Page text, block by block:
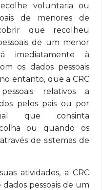
voluntaria ou
de menores de
que recolheu
de um menor
imediatamente à
os dados pessoais
entanto, que a CRC
relativos a
pelos pais ou por
que consinta
ou quando os
de sistemas de
atividades, a CRC
pessoais de um